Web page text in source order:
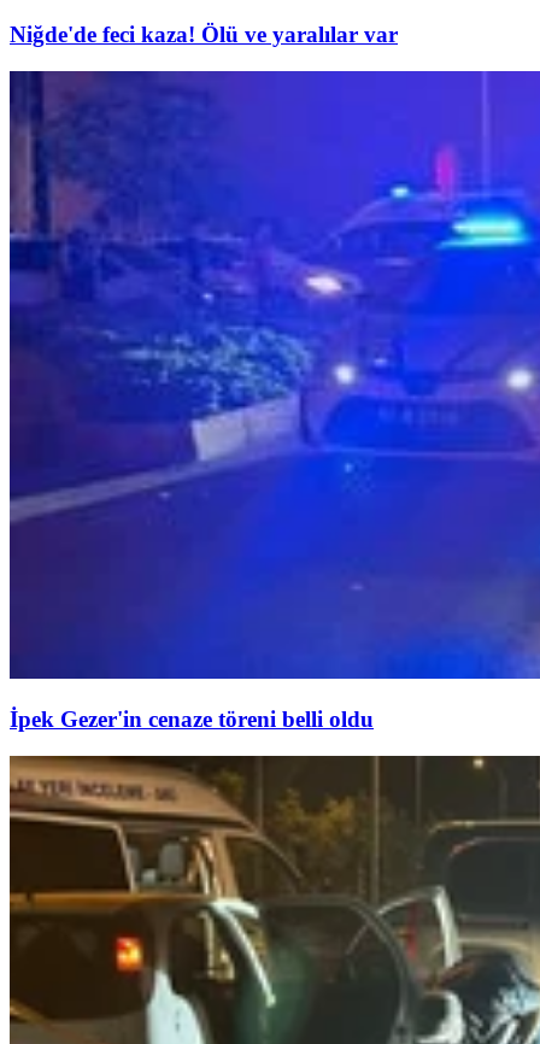
Niğde'de feci kaza! Ölü ve yaralılar var
İpek Gezer'in cenaze töreni belli oldu